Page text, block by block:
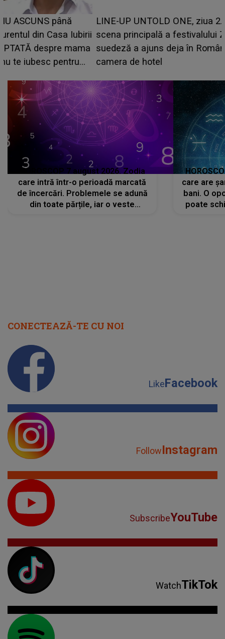
LINE-UP UNTOLD ONE, ziua 2. La ce oră urcă pe
scena principală a festivalului Zara Larsson? Artista
suedeză a ajuns deja în România și s-a filmat din
camera de hotel
HOROSCOP 7 august 2026. Zodia
care intră într-o perioadă marcată
de încercări. Problemele se adună
din toate părțile, iar o veste
care are
bani. O
poate
CONECTEAZĂ-TE CU NOI
LikeFacebook
FollowInstagram
SubscribeYouTube
WatchTikTok